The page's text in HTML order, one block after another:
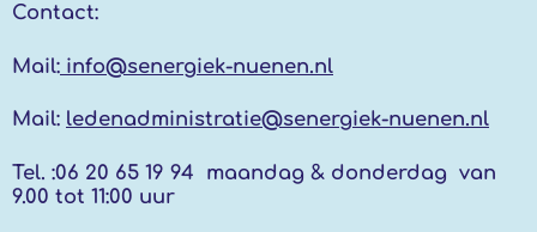
Contact:
Mail: info@senergiek-nuenen.nl
Mail: ledenadministratie@senergiek-nuenen.nl
Tel. :06 20 65 19 94 maandag & donderdag van
9.00 tot 11:00 uur